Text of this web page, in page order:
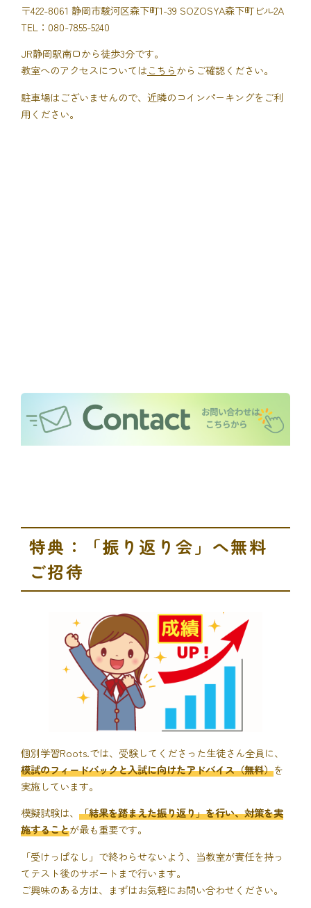
〒422-8061 静岡市駿河区森下町1-39 SOZOSYA森下町ビル2A
TEL：080-7855-5240
JR静岡駅南口から徒歩3分です。
教室へのアクセスについてはこちらからご確認ください。
駐車場はございませんので、近隣のコインパーキングをご利
用ください。
特典：「振り返り会」へ無料
ご招待
個別学習Roots.では、受験してくださった生徒さん全員に、
模試のフィードバックと入試に向けたアドバイス（無料）を
実施しています。
模擬試験は、 「結果を踏まえた振り返り」を行い、対策を実
施することが最も重要です。
「受けっぱなし」で終わらせないよう、当教室が責任を持っ
てテスト後のサポートまで行います。
ご興味のある方は、まずはお気軽にお問い合わせください。